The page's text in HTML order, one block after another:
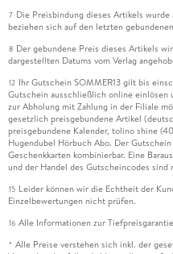
7 Die Preisbindung dieses Artikels
beziehen sich auf den letzten
8 Der gebundene Preis dieses Artikels
dargestellten Datums vom Verlag
12 Ihr Gutschein SOMMER13 gilt bis
Gutschein ausschließlich online
zur Abholung mit Zahlung in der Filiale
gesetzlich preisgebundene Artikel
preisgebundene Kalender, tolino shine
Hugendubel Hörbuch Abo. Der
Geschenkkarten kombinierbar. Eine
und der Handel des Gutscheincodes
15 Leider können wir die Echtheit der
Einzelbewertungen nicht prüfen.
16 Alle Informationen zur
* Alle Preise verstehen sich inkl. der